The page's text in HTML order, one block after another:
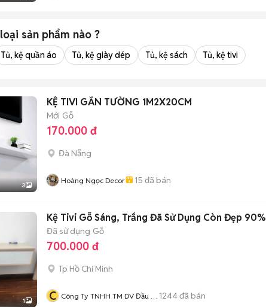
loại sản phẩm nào ?
Tủ, kệ quần áo Tủ, kệ giày dép Tủ, kệ sách Tủ, kệ tivi
3
KỆ TIVI GẮN TƯỜNG 1M2X20CM
Mới Gỗ
170.000 đ
Đà Nẵng
Hoàng Ngọc Decor 15 đã bán
1
Kệ Tivi Gỗ Sáng, Trắng Đã Sử Dụng Còn Đẹp 90%
Đã sử dụng Gỗ
700.000 đ
Tp Hồ Chí Minh
C Công Ty TNHH TM DV Đầu Tư 1244đã bán